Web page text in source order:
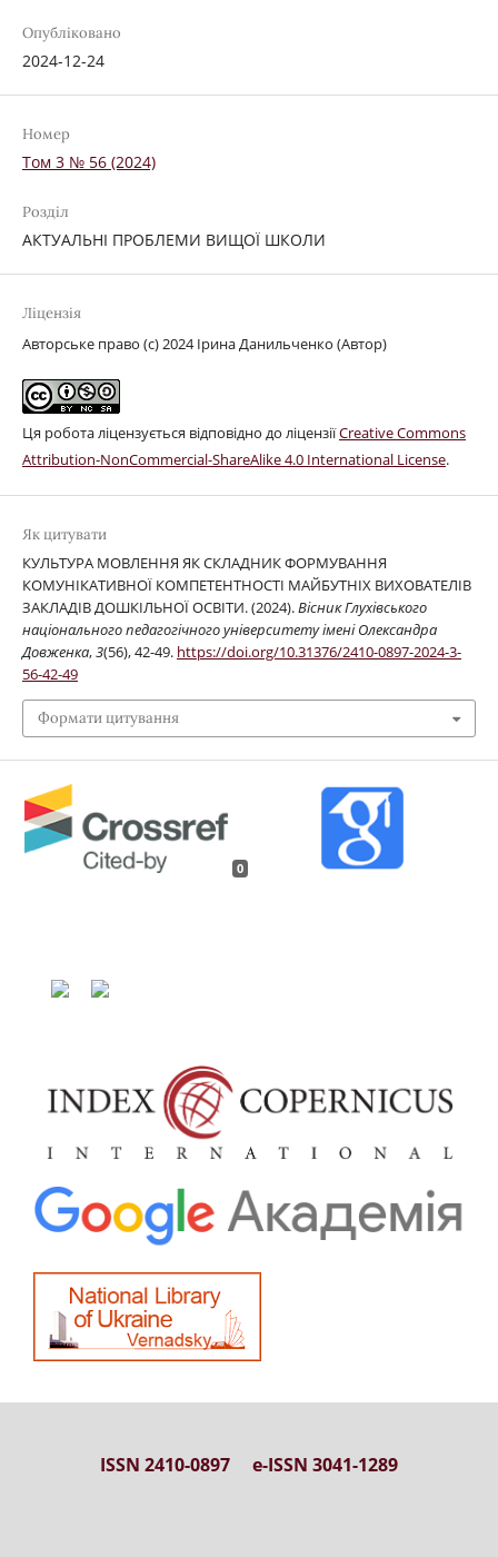
Опубліковано
2024-12-24
Номер
Том 3 № 56 (2024)
Розділ
АКТУАЛЬНІ ПРОБЛЕМИ ВИЩОЇ ШКОЛИ
Ліцензія
Авторське право (c) 2024 Ірина Данильченко (Автор)
Ця робота ліцензується відповідно до ліцензіїCreative Commons
Attribution-NonCommercial-ShareAlike 4.0 International License.
Як цитувати
КУЛЬТУРА МОВЛЕННЯ ЯК СКЛАДНИК ФОРМУВАННЯ
КОМУНІКАТИВНОЇ КОМПЕТЕНТНОСТІ МАЙБУТНІХ ВИХОВАТЕЛІВ
ЗАКЛАДІВ ДОШКІЛЬНОЇ ОСВІТИ. (2024).Вісник Глухівського
національного педагогічного університету імені Олександра
Довженка,3(56), 42-49. https://doi.org/10.31376/2410-0897-2024-3-
56-42-49
Формати цитування
0
ISSN 2410-0897 e-ISSN 3041-1289